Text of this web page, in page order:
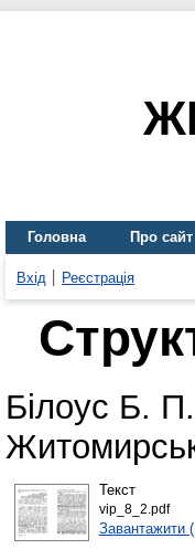
Головна Про сайт
Вхід Реєстрація
Білоус Б. П.
Текст
vip_8_2.pdf
Завантажити